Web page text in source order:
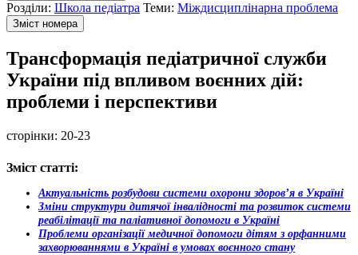
Розділи: Школа педіатра Теми: Міждисциплінарна проблема
Зміст номера
Трансформація педіатричної служби
України під впливом воєнних дій:
проблеми і перспективи
сторінки: 20-23
Зміст статті:
Актуальність розбудови системи охорони здоров’я в Україні
Зміни структури дитячої інвалідності та розвиток системи
реабілітації та паліативної допомоги в Україні
Проблеми організації медичної допомоги дітям з орфанними
захворюваннями в Україні в умовах воєнного стану